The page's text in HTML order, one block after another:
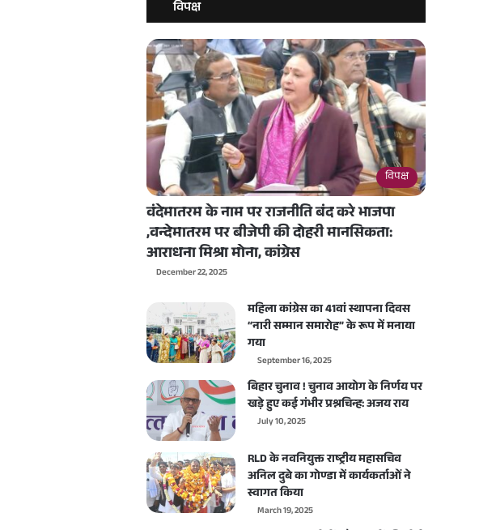
विपक्ष
विपक्ष
वंदेमातरम के नाम पर राजनीति बंद करे भाजपा
,वन्देमातरम पर बीजेपी की दोहरी मानसिकता:
आराधना मिश्रा मोना, कांग्रेस
December 22, 2025
महिला कांग्रेस का 41वां स्थापना दिवस
“नारी सम्मान समारोह” के रूप में मनाया
गया
September 16, 2025
बिहार चुनाव ! चुनाव आयोग के निर्णय पर
खड़े हुए कई गंभीर प्रश्नचिन्ह: अजय राय
July 10, 2025
RLD के नवनियुक्त राष्ट्रीय महासचिव
अनिल दुबे का गोण्डा में कार्यकर्ताओं ने
स्वागत किया
March 19, 2025